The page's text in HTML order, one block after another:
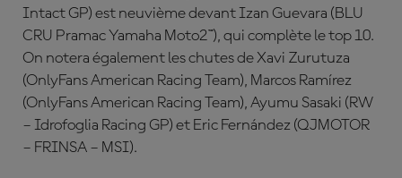
Intact GP) est neuvième devant Izan Guevara (BLU
CRU Pramac Yamaha Moto2™), qui complète le top 10.
On notera également les chutes deXavi Zurutuza
(OnlyFans American Racing Team), Marcos Ramírez
(OnlyFans American Racing Team), Ayumu Sasaki (RW
– Idrofoglia Racing GP) et Eric Fernández (QJMOTOR
– FRINSA – MSI).